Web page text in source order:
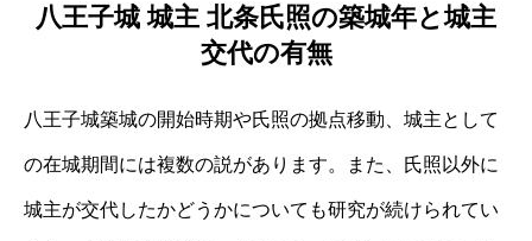
八王子城 城主 北条氏照の築城年と城主
交代の有無
八王子城築城の開始時期や氏照の拠点移動、城主として
の在城期間には複数の説があります。また、氏照以外に
城主が交代したかどうかについても研究が続けられてい